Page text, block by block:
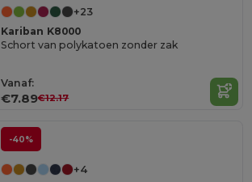
+23
Kariban K8000
Schort van polykatoen zonder zak
Vanaf:
€7.89€12.17
-40%
+4